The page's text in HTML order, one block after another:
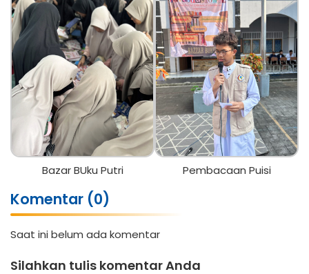
Bazar BUku Putri Pembacaan Puisi
Komentar (0)
Saat ini belum ada komentar
Silahkan tulis komentar Anda